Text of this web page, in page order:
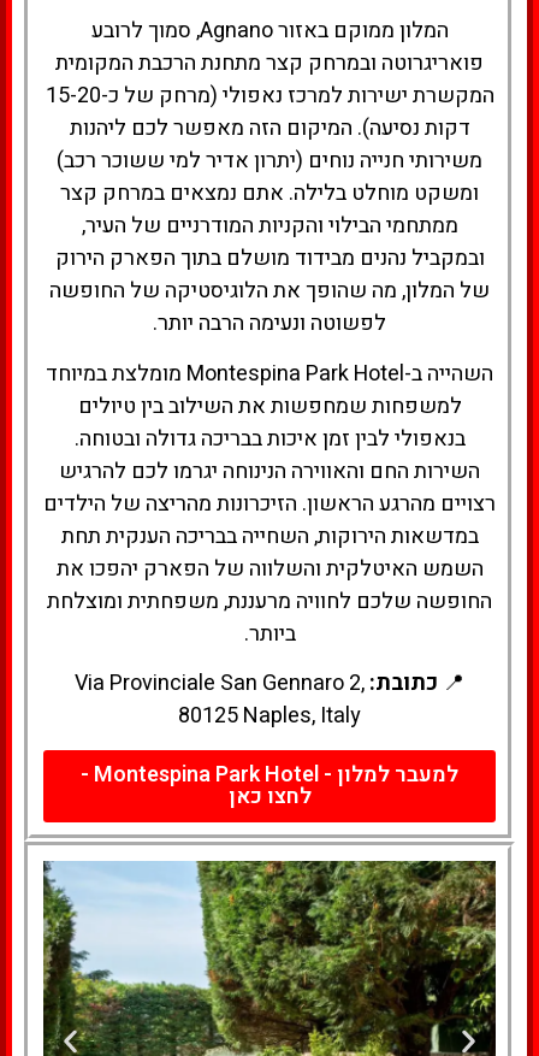
המלון ממוקם באזור Agnano, סמוך לרובע
פואריגרוטה ובמרחק קצר מתחנת הרכבת המקומית
המקשרת ישירות למרכז נאפולי (מרחק של כ-15-20
דקות נסיעה). המיקום הזה מאפשר לכם ליהנות
משירותי חנייה נוחים (יתרון אדיר למי ששוכר רכב)
ומשקט מוחלט בלילה. אתם נמצאים במרחק קצר
ממתחמי הבילוי והקניות המודרניים של העיר,
ובמקביל נהנים מבידוד מושלם בתוך הפארק הירוק
של המלון, מה שהופך את הלוגיסטיקה של החופשה
לפשוטה ונעימה הרבה יותר.
השהייה ב-Montespina Park Hotel מומלצת במיוחד
למשפחות שמחפשות את השילוב בין טיולים
בנאפולי לבין זמן איכות בבריכה גדולה ובטוחה.
השירות החם והאווירה הנינוחה יגרמו לכם להרגיש
רצויים מהרגע הראשון. הזיכרונות מהריצה של הילדים
במדשאות הירוקות, השחייה בבריכה הענקית תחת
השמש האיטלקית והשלווה של הפארק יהפכו את
החופשה שלכם לחוויה מרעננת, משפחתית ומוצלחת
ביותר.
📍 כתובת:Via Provinciale San Gennaro 2,
80125 Naples, Italy
למעבר למלון - Montespina Park Hotel -
לחצו כאן